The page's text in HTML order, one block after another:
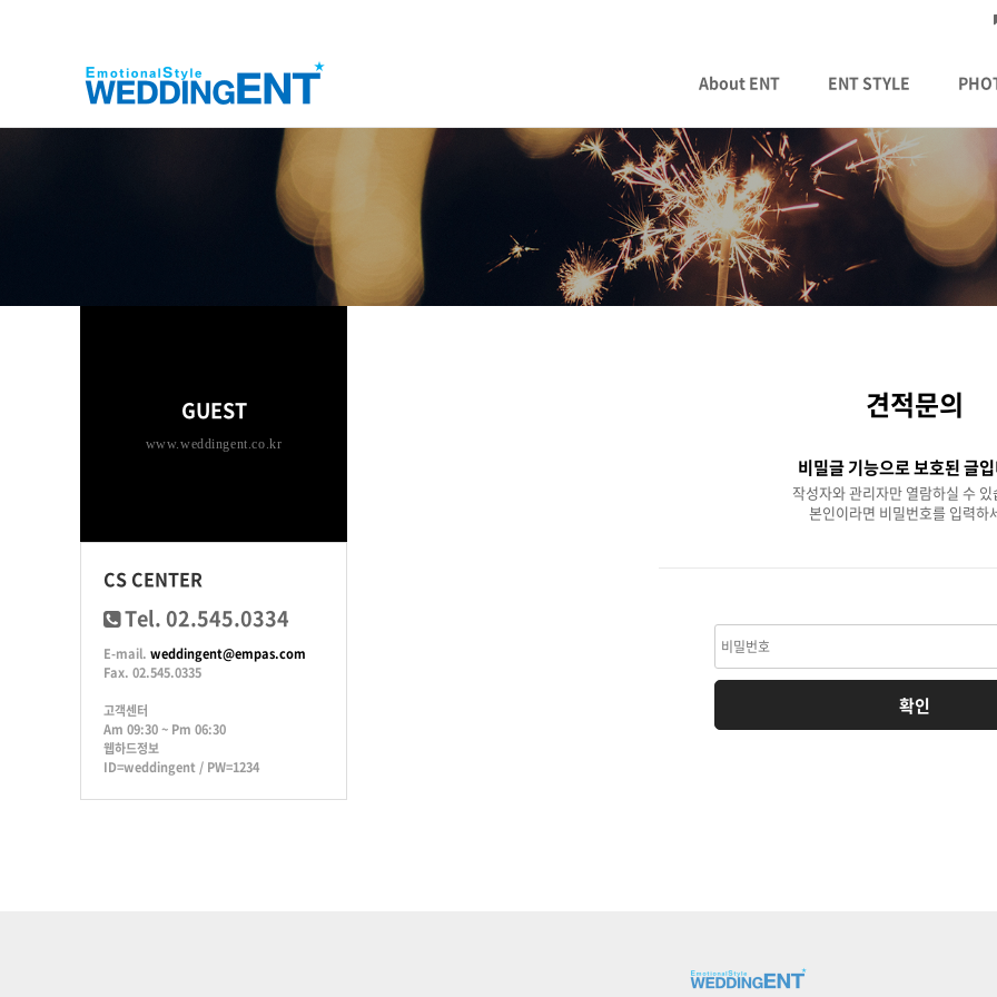
About ENT ENT STYLE
견적문의
비밀글 기능으로 보호된 글
작성자와 관리자만 열람하실 수
본인이라면 비밀번호를 입력하
GUEST
www.weddingent.co.kr
CS CENTER
Tel. 02.545.0334
E-mail. weddingent@empas.com
Fax. 02.545.0335
고객센터
Am 09:30 ~ Pm 06:30
웹하드정보
ID=weddingent / PW=1234